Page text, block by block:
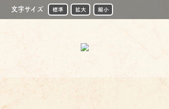
文字サイズ 標準 拡大 縮小